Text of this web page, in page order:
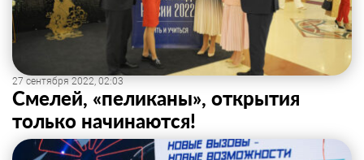
27 сентября 2022, 02:03
Смелей, «пеликаны», открытия
только начинаются!